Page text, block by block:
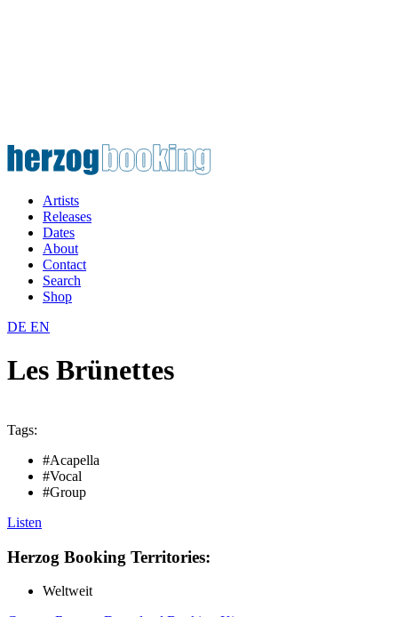
Artists
Releases
Dates
About
Contact
Search
Shop
DE EN
Les Brünettes
Tags:
#Acapella
#Vocal
#Group
Listen
Herzog Booking Territories:
Weltweit